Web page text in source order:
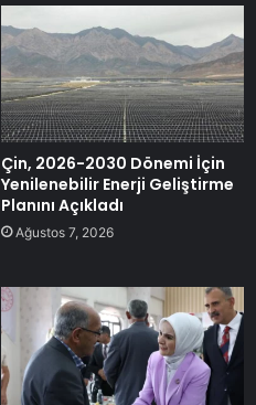
Çin, 2026-2030 Dönemi İçin
Yenilenebilir Enerji Geliştirme
Planını Açıkladı
Ağustos 7, 2026